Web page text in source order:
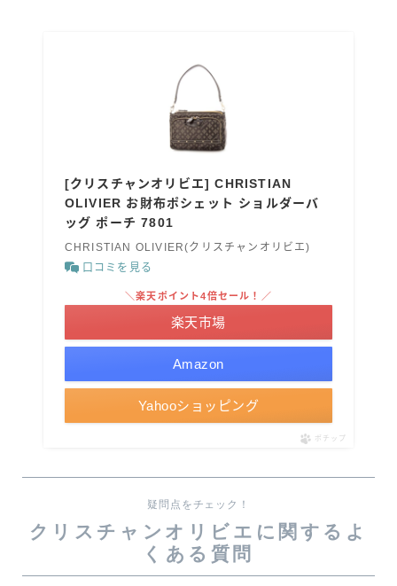
[クリスチャンオリビエ] CHRISTIAN
OLIVIER お財布ポシェット ショルダーバ
ッグ ポーチ 7801
CHRISTIAN OLIVIER(クリスチャンオリビエ)
口コミを見る
Amazon
＼楽天ポイント4倍セール！／
楽天市場
Yahooショッピング
ポチップ
疑問点をチェック！
クリスチャンオリビエに関するよ
くある質問